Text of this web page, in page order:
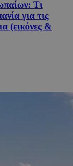
Τι
για τις
(εικόνες &